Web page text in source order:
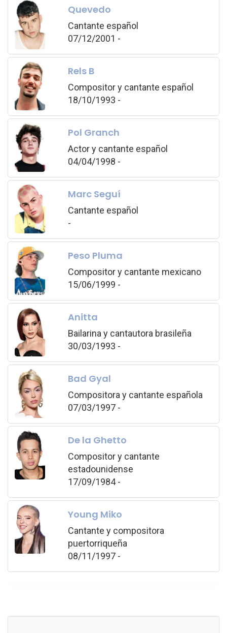
Quevedo
Cantante español
07/12/2001 -
Rels B
Compositor y cantante español
18/10/1993 -
Pol Granch
Actor y cantante español
04/04/1998 -
Marc Seguí
Cantante español
-
Peso Pluma
Compositor y cantante mexicano
15/06/1999 -
Anitta
Bailarina y cantautora brasileña
30/03/1993 -
Bad Gyal
Compositora y cantante española
07/03/1997 -
De la Ghetto
Compositor y cantante
estadounidense
17/09/1984 -
Young Miko
Cantante y compositora
puertorriqueña
08/11/1997 -